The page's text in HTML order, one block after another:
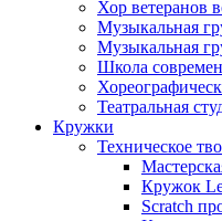
Хор ветеранов
Музыкальная
Музыкальная
Школа
Театральная
Кружки
Техническое
Кружок
Scratch